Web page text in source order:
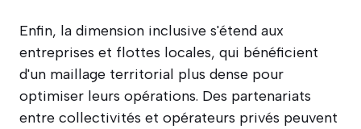
Enfin, la dimension inclusive s'étend aux
entreprises et flottes locales, qui bénéficient
d'un maillage territorial plus dense pour
optimiser leurs opérations. Des partenariats
entre collectivités et opérateurs privés peuvent